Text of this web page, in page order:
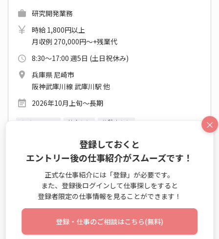
研究開発業務
時給 1,800円以上
月収例 270,000円～+残業代
8:30～17:00 週5日 (土日祝休み)
兵庫県 尼崎市
阪神武庫川線 武庫川駅 他
2026年10月上旬～長期
カジュアルOK 社食あり 休憩室あり
仕事詳細 エントリー
No：ES26-0632578
派遣
長期◇月収20万円！総合健康管理センターでコ
×
登録しておくと
エントリー後の仕事紹介がスムーズです！
正式な仕事紹介には「登録」が必要です。
また、登録後ログインして仕事探しをすると
登録者限定の仕事情報を見ることができます！
登録・仕事のご相談はこちら(無料)